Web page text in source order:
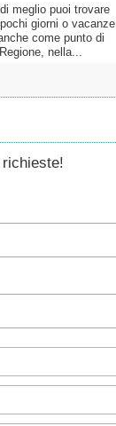
meglio puoi trovare
giorni o vacanze
come punto di
nella...